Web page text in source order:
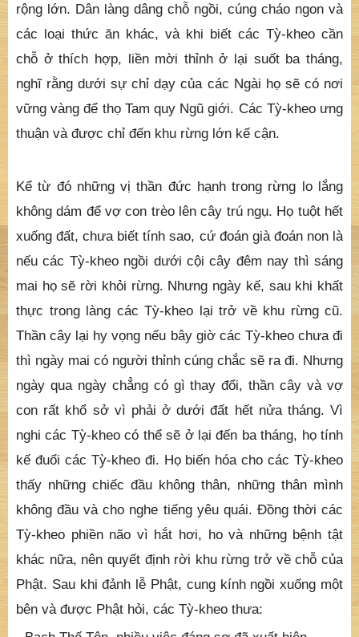
rộng lớn. Dân làng dâng chỗ ngồi, cúng cháo ngon và
các loại thức ăn khác, và khi biết các Tỳ-kheo cần
chỗ ở thích hợp, liền mời thỉnh ở lại suốt ba tháng,
nghĩ rằng dưới sự chỉ dạy của các Ngài họ sẽ có nơi
vững vàng để thọ Tam quy Ngũ giới. Các Tỳ-kheo ưng
thuận và được chỉ đến khu rừng lớn kế cận.
Kể từ đó những vị thần đức hạnh trong rừng lo lắng
không dám để vợ con trèo lên cây trú ngụ. Họ tuột hết
xuống đất, chưa biết tính sao, cứ đoán già đoán non là
nếu các Tỳ-kheo ngồi dưới cội cây đêm nay thì sáng
mai họ sẽ rời khỏi rừng. Nhưng ngày kế, sau khi khất
thực trong làng các Tỳ-kheo lại trở về khu rừng cũ.
Thần cây lại hy vọng nếu bây giờ các Tỳ-kheo chưa đi
thì ngày mai có người thỉnh cúng chắc sẽ ra đi. Nhưng
ngày qua ngày chẳng có gì thay đổi, thần cây và vợ
con rất khổ sở vì phải ở dưới đất hết nửa tháng. Vì
nghi các Tỳ-kheo có thể sẽ ở lại đến ba tháng, họ tính
kế đuổi các Tỳ-kheo đi. Họ biến hóa cho các Tỳ-kheo
thấy những chiếc đầu không thân, những thân mình
không đầu và cho nghe tiếng yêu quái. Ðồng thời các
Tỳ-kheo phiền não vì hắt hơi, ho và những bệnh tật
khác nữa, nên quyết định rời khu rừng trở về chỗ của
Phật. Sau khi đảnh lễ Phật, cung kính ngồi xuống một
bên và được Phật hỏi, các Tỳ-kheo thưa: